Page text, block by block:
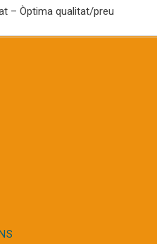
– Òptima qualitat/preu